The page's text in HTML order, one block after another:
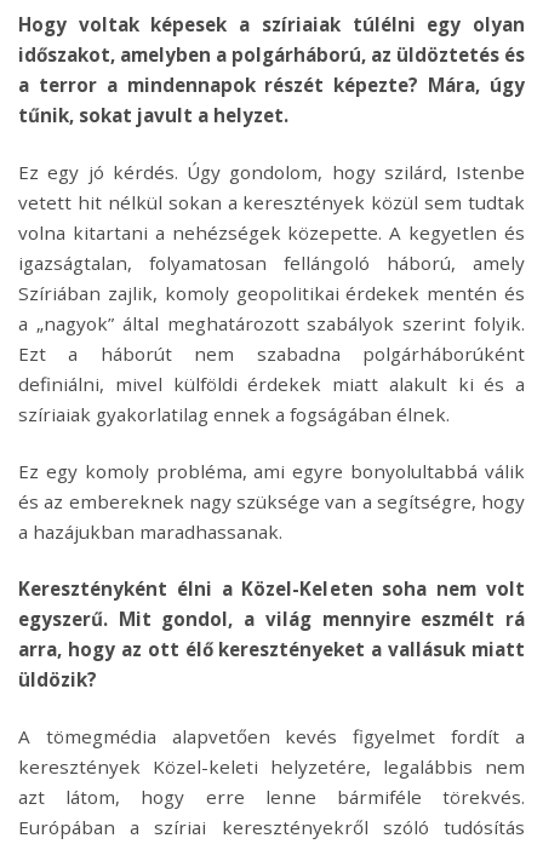
Hogy voltak képesek a szíriaiak túlélni egy olyan
időszakot, amelyben a polgárháború, az üldöztetés és
a terror a mindennapok részét képezte? Mára, úgy
tűnik, sokat javult a helyzet.
Ez egy jó kérdés. Úgy gondolom, hogy szilárd, Istenbe
vetett hit nélkül sokan a keresztények közül sem tudtak
volna kitartani a nehézségek közepette. A kegyetlen és
igazságtalan, folyamatosan fellángoló háború, amely
Szíriában zajlik, komoly geopolitikai érdekek mentén és
a „nagyok” által meghatározott szabályok szerint folyik.
Ezt a háborút nem szabadna polgárháborúként
definiálni, mivel külföldi érdekek miatt alakult ki és a
szíriaiak gyakorlatilag ennek a fogságában élnek.
Ez egy komoly probléma, ami egyre bonyolultabbá válik
és az embereknek nagy szüksége van a segítségre, hogy
a hazájukban maradhassanak.
Keresztényként élni a Közel-Keleten soha nem volt
egyszerű. Mit gondol, a világ mennyire eszmélt rá
arra, hogy az ott élő keresztényeket a vallásuk miatt
üldözik?
A tömegmédia alapvetően kevés figyelmet fordít a
keresztények Közel-keleti helyzetére, legalábbis nem
azt látom, hogy erre lenne bármiféle törekvés.
Európában a szíriai keresztényekről szóló tudósítás